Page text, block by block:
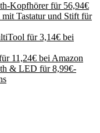
Kopfhörer für 56,94€
Tastatur und Stift für
für 3,14€ bei
11,24€ bei Amazon
& LED für 8,99€-